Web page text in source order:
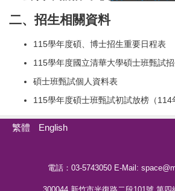
二、招生相關資料
115學年度碩、博士招生重要日程表
115學年度國立清華大學碩士班甄試
碩士班甄試個人資料表
115學年度碩士班甄試初試放榜 （
繁體 English
電話：03-5743050 E-Mail: